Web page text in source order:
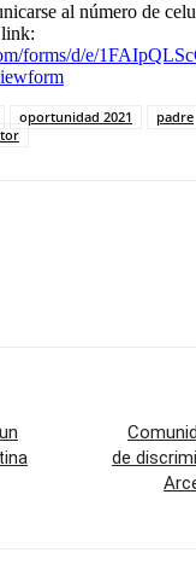
al número de
link:
forms/d/e/
oportunidad 2021 padre
de